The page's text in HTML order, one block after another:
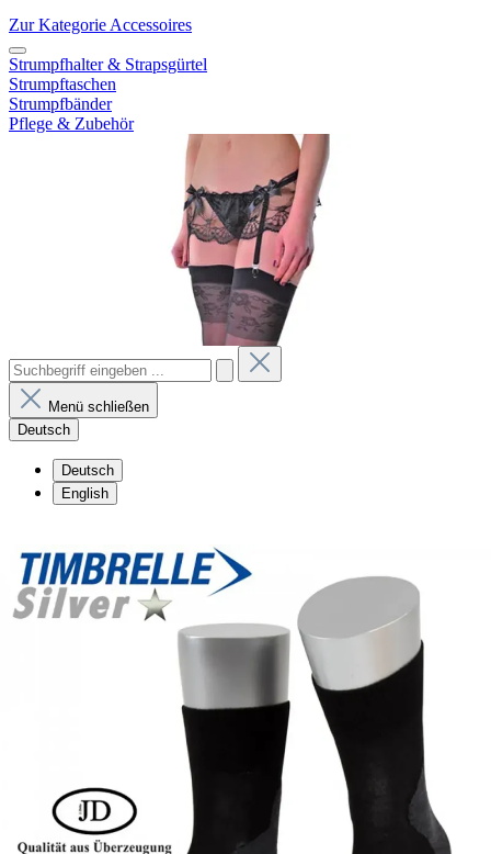
Zur Kategorie Accessoires
Strumpfhalter & Strapsgürtel
Strumpftaschen
Strumpfbänder
Pflege & Zubehör
Menü schließen
Deutsch
Deutsch
English